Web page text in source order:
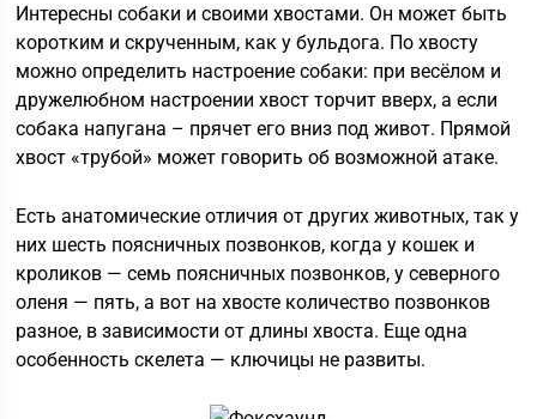
Интересны собаки и своими хвостами. Он может быть
коротким и скрученным, как у бульдога. По хвосту
можно определить настроение собаки: при весёлом и
дружелюбном настроении хвост торчит вверх, а если
собака напугана – прячет его вниз под живот. Прямой
хвост «трубой» может говорить об возможной атаке.
Есть анатомические отличия от других животных, так у
них шесть поясничных позвонков, когда у кошек и
кроликов — семь поясничных позвонков, у северного
оленя — пять, а вот на хвосте количество позвонков
разное, в зависимости от длины хвоста. Еще одна
особенность скелета — ключицы не развиты.